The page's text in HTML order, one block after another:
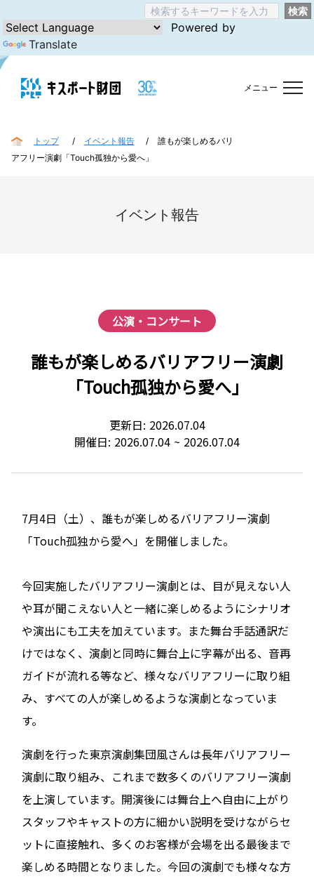
検索
Powered by
Translate
メニュー
トップ イベント報告
誰もが楽しめるバリ
アフリー演劇「Touch孤独から愛へ」
イベント報告
公演・コンサート
誰もが楽しめるバリアフリー演劇
「Touch孤独から愛へ」
更新日: 2026.07.04
開催日: 2026.07.04 ~ 2026.07.04
7月4日（土）、誰もが楽しめるバリアフリー演劇
「Touch孤独から愛へ」を開催しました。
今回実施したバリアフリー演劇とは、目が見えない人
や耳が聞こえない人と一緒に楽しめるようにシナリオ
や演出にも工夫を加えています。また舞台手話通訳だ
けではなく、演劇と同時に舞台上に字幕が出る、音再
ガイドが流れる等など、様々なバリアフリーに取り組
み、すべての人が楽しめるような演劇となっていま
す。
演劇を行った東京演劇集団風さんは長年バリアフリー
演劇に取り組み、これまで数多くのバリアフリー演劇
を上演しています。開演後には舞台上へ自由に上がり
スタッフやキャストの方に細かい説明を受けながらセ
ットに直接触れ、多くのお客様が会場を出る最後まで
楽しめる時間となりました。今回の演劇でも様々な方